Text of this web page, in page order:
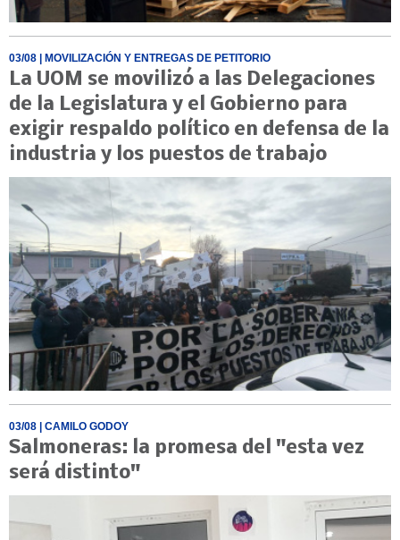
03/08 | MOVILIZACIÓN Y ENTREGAS DE PETITORIO
La UOM se movilizó a las Delegaciones
de la Legislatura y el Gobierno para
exigir respaldo político en defensa de la
industria y los puestos de trabajo
03/08 | CAMILO GODOY
Salmoneras: la promesa del "esta vez
será distinto"